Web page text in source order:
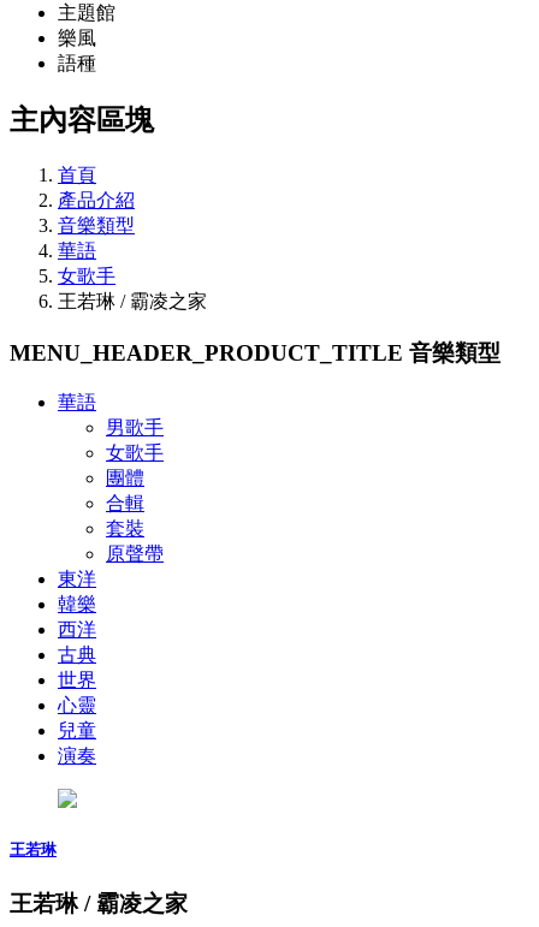
主題館
樂風
語種
主內容區塊
首頁
產品介紹
音樂類型
華語
女歌手
王若琳 / 霸凌之家
MENU_HEADER_PRODUCT_TITLE 音樂類型
華語
男歌手
女歌手
團體
合輯
套裝
原聲帶
東洋
韓樂
西洋
古典
世界
心靈
兒童
演奏
王若琳
王若琳 / 霸凌之家